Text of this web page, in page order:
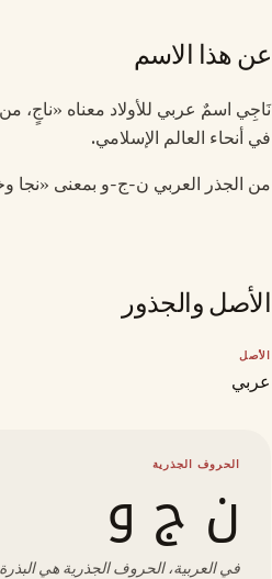
عن هذا الاسم
نَاجِي اسمٌ عربي للأولاد معناه «ناجٍ،
في أنحاء العالم الإسلامي.
من الجذر العربي ن-ج-و بمعنى
الأصل والجذور
الأصل
عربي
الحروف الجذرية
ن ج و
في العربية، الحروف الجذرية هي